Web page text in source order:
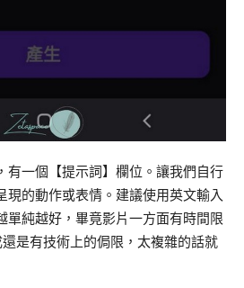
有一個【提示詞】欄位。讓我們自行
現的動作或表情。建議使用英文輸入
單純越好，畢竟影片一方面有時間限
是有技術上的侷限，太複雜的話就